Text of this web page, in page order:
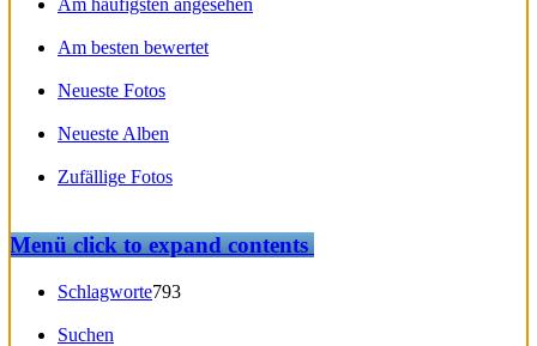
Am häufigsten angesehen
Am besten bewertet
Neueste Fotos
Neueste Alben
Zufällige Fotos
Menüclick to expand contents
Schlagworte793
Suchen